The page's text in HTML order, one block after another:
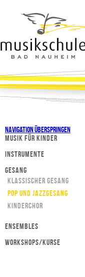
Navigation überspringen
Musik für Kinder
Instrumente
Gesang
Klassischer Gesang
Pop und Jazzgesang
KINDERCHOR
Ensembles
Workshops/Kurse